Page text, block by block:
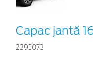
Capac jantă
2393073